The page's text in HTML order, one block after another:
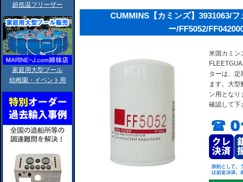
超低温フリーザー
家庭用大型プール
幼稚園・イベント用
CUMMINS【カミンズ】3931063/
ー/FF5052/
米国カミン
ターは、定
ます。大型
ン用となり
確認して下